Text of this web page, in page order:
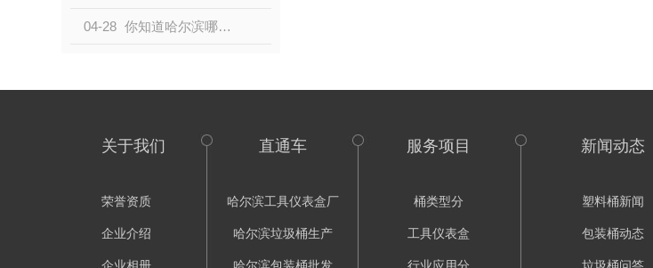
04-28 你知道哈尔滨哪款分类垃圾桶更实用么？
关于我们
荣誉资质
企业介绍
直通车
哈尔滨工具仪表盒厂
哈尔滨垃圾桶生产
服务项目
桶类型分
工具仪表盒
新闻动态
塑料桶新闻
包装桶动态